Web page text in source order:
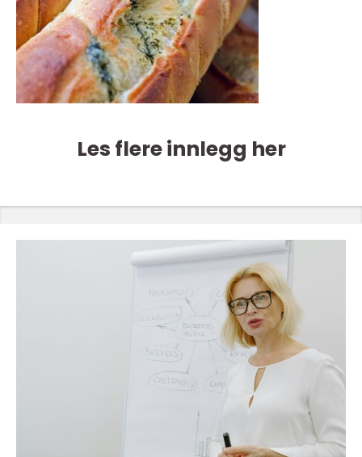
Les flere innlegg her